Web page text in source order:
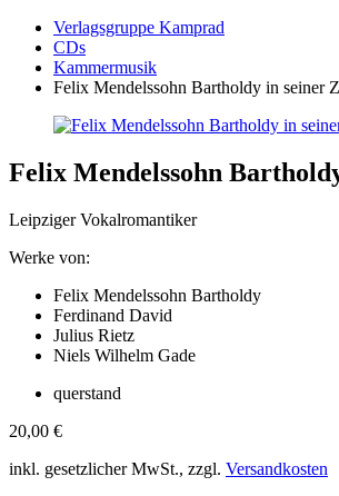
Verlagsgruppe Kamprad
CDs
Kammermusik
Felix Mendelssohn Bartholdy in seiner
Felix Mendelssohn
Leipziger Vokalromantiker
Werke von:
Felix Mendelssohn Bartholdy
Ferdinand David
Julius Rietz
Niels Wilhelm Gade
querstand
20,00 €
inkl. gesetzlicher MwSt., zzgl. Versandkosten